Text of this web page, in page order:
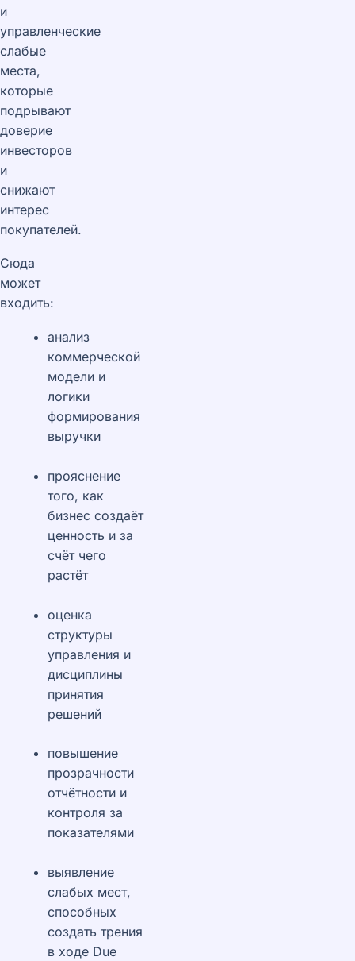
и
управленческие
слабые
места,
которые
подрывают
доверие
инвесторов
и
снижают
интерес
покупателей.
Сюда
может
входить:
анализ
коммерческой
модели и
логики
формирования
выручки
прояснение
того, как
бизнес создаёт
ценность и за
счёт чего
растёт
оценка
структуры
управления и
дисциплины
принятия
решений
повышение
прозрачности
отчётности и
контроля за
показателями
выявление
слабых мест,
способных
создать трения
в ходе Due